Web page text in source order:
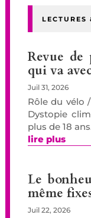
LECTURES
Revue
qui va
Juil 31, 2026
Rôle du vélo
Dystopie
plus de 18
lire plus
Le
même
Juil 22, 2026